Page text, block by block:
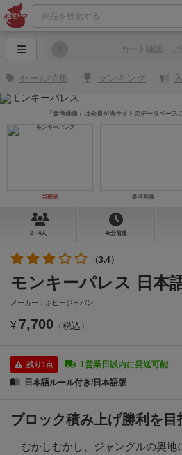
カート確認・ご
セール特集 ランキング
当商品 参考画像
「参考画像」は会員が当サイトのデータベース
2～4人 45分前後
（3.4）
モンキーパレス 日本
メーカー：ホビージャパン
¥ 7,700 （税込）
残り1点
1営業日以内に発送可能
日本語ルール付き/日本語版
ブロック積み上げ勝利を目
むかしむかし、ジャングルの奥地